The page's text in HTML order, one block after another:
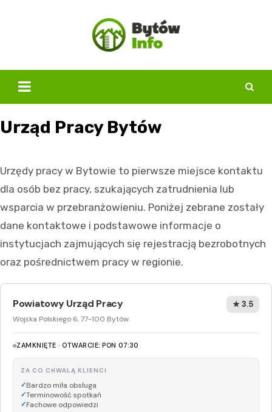
Urząd Pracy Bytów
Urzędy pracy w Bytowie to pierwsze miejsce kontaktu
dla osób bez pracy, szukających zatrudnienia lub
wsparcia w przebranżowieniu. Poniżej zebrane zostały
dane kontaktowe i podstawowe informacje o
instytucjach zajmujących się rejestracją bezrobotnych
oraz pośrednictwem pracy w regionie.
Powiatowy Urząd Pracy
Wojska Polskiego 6, 77-100 Bytów
★ 3.5
ZAMKNIĘTE · OTWARCIE: PON 07:30
ZA CO CHWALĄ KLIENCI
Bardzo miła obsługa
Terminowość spotkań
Fachowe odpowiedzi